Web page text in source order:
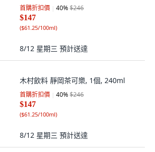
首購折扣價 40%$246
$147
($61.25/100ml)
8/12 星期三 預計送達
木村飲料 靜岡茶可樂, 1個, 240ml
首購折扣價 40%$246
$147
($61.25/100ml)
8/12 星期三 預計送達